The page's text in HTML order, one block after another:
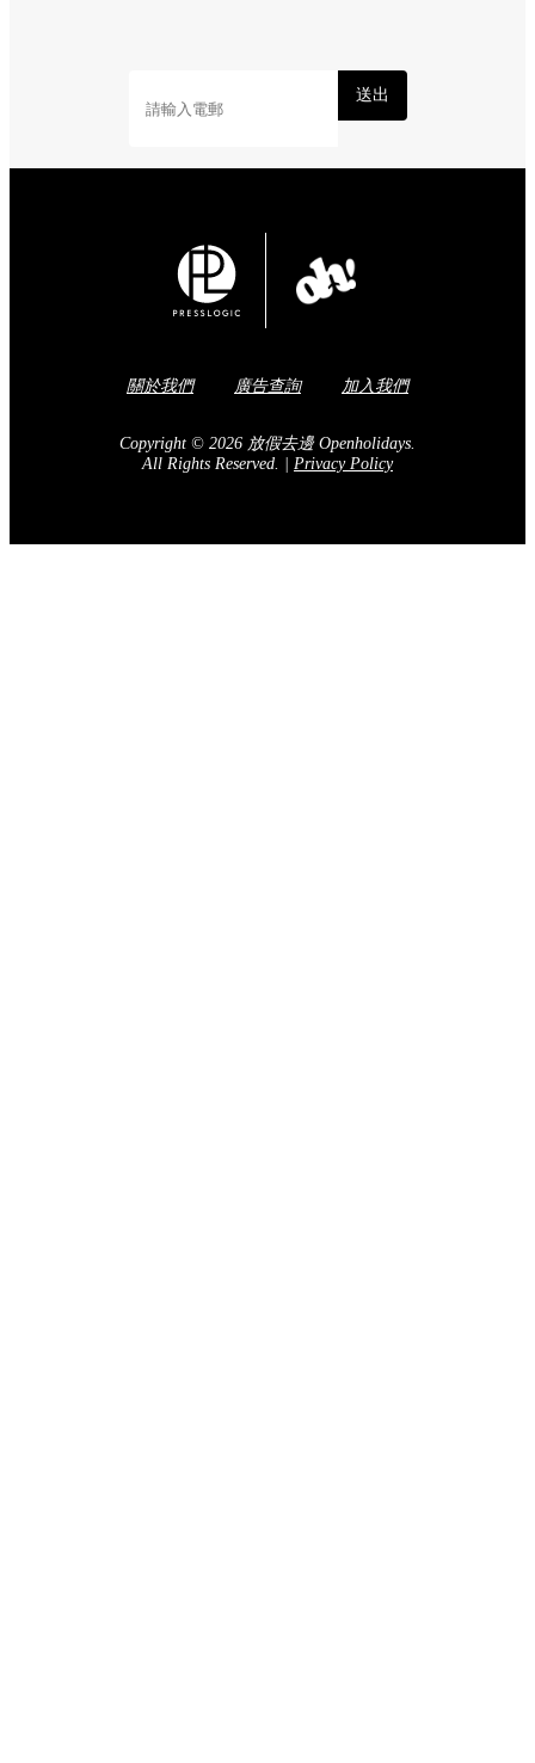
送出
關於我們 廣告查詢 加入我們
Copyright © 2026 放假去邊 Openholidays.
All Rights Reserved.
Privacy Policy